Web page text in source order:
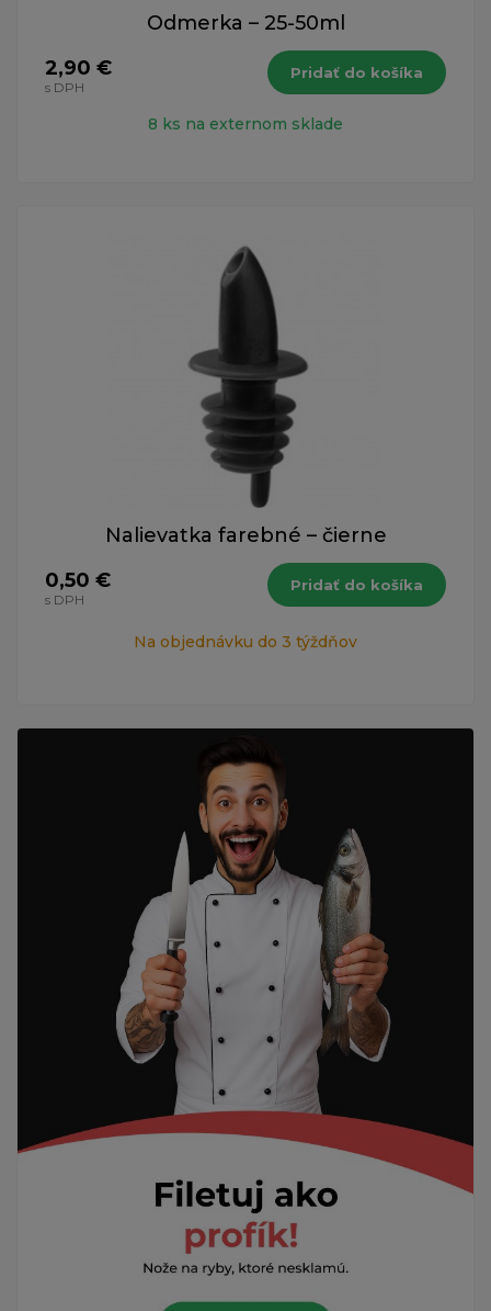
Odmerka – 25-50ml
2,90 €
s DPH
Pridať do košíka
8 ks na externom sklade
Nalievatka farebné – čierne
0,50 €
s DPH
Pridať do košíka
Na objednávku do 3 týždňov